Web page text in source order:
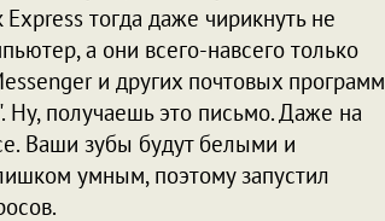
тогда даже чирикнуть не
а они всего-навсего только
и других почтовых программ
Ну, получаешь это письмо. Даже на
Ваши зубы будут белыми и
умным, поэтому запустил